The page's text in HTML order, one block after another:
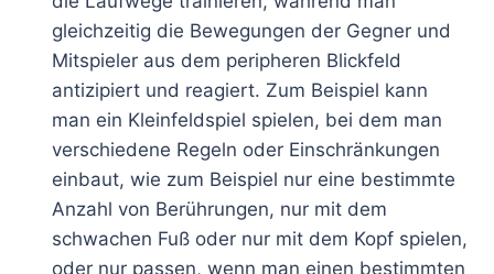
gleichzeitig die Bewegungen der Gegner und
Mitspieler aus dem peripheren Blickfeld
antizipiert und reagiert. Zum Beispiel kann
man ein Kleinfeldspiel spielen, bei dem man
verschiedene Regeln oder Einschränkungen
einbaut, wie zum Beispiel nur eine bestimmte
Anzahl von Berührungen, nur mit dem
schwachen Fuß oder nur mit dem Kopf spielen,
oder nur passen, wenn man einen bestimmten